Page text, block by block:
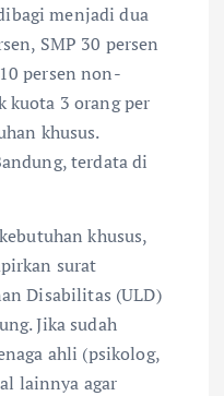
menjadi dua
SMP 30 persen
persen non-
kuota 3 orang per
khusus.
terdata di
khusus,
surat
Disabilitas (ULD)
Jika sudah
ahli (psikolog,
lainnya agar